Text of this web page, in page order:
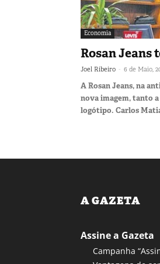
Economia
Rosan Jeans
Joel Ribeiro - 6 de Maio,
A Rosan Jeans, na
nova imagem, tanto
logótipo. Carlos
A GAZETA
Assine a Gazeta
Campanha